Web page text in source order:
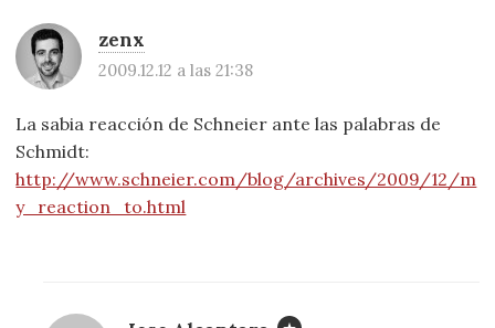
zenx
2009.12.12 a las 21:38
La sabia reacción de Schneier ante las palabras de
Schmidt:
http://www.schneier.com/blog/archives/2009/12/m
y_reaction_to.html